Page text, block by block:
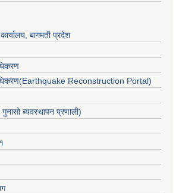
बागमती प्रदेश
प्राधिकरण(Earthquake Reconstruction Portal)
ब्यवस्थापन प्रणाली)